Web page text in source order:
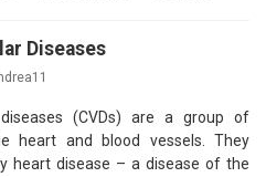
Diseases
diseases (CVDs) are a group of
heart and blood vessels. They
heart disease – a disease of the